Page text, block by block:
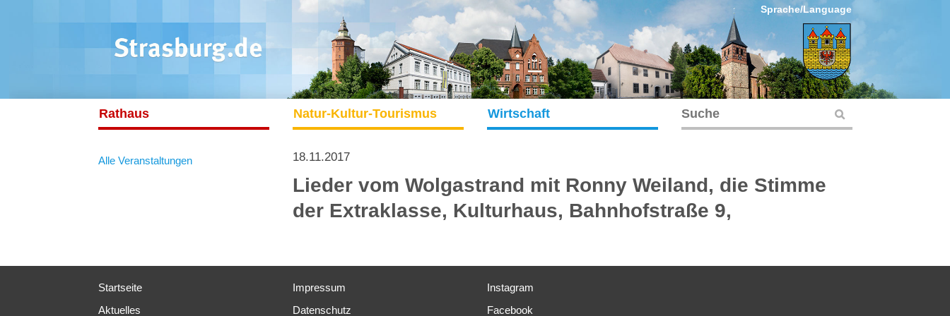
Sprache/Language
Rathaus Natur-Kultur-Tourismus Wirtschaft
Alle Veranstaltungen 18.11.2017
Lieder vom Wolgastrand mit Ronny Weiland, die Stimme
der Extraklasse, Kulturhaus, Bahnhofstraße 9,
Startseite
Aktuelles
Impressum
Datenschutz
Instagram
Facebook